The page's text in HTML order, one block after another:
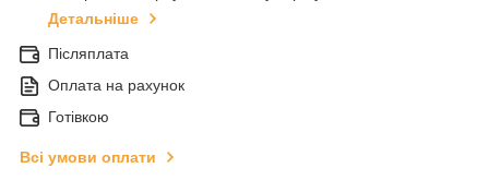
Детальніше
Післяплата
Оплата на рахунок
Готівкою
Всі умови оплати